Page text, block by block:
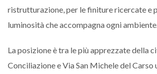
ristrutturazione, per le finiture ricercate e
luminosità che accompagna ogni
La posizione è tra le più apprezzate della
Conciliazione e Via San Michele del Carso